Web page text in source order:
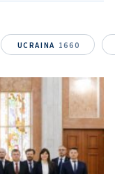
UCRAINA 1660